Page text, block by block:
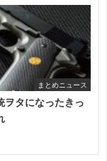
まとめニュース
ヲタになったきっ